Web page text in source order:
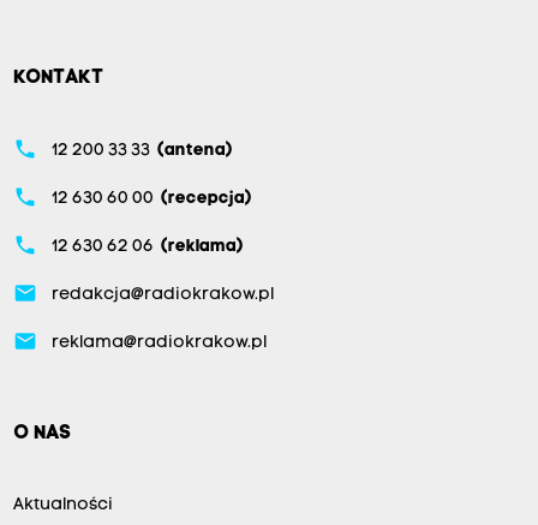
KONTAKT
phone 12 200 33 33 (antena)
phone 12 630 60 00 (recepcja)
phone 12 630 62 06 (reklama)
email redakcja@radiokrakow.pl
email reklama@radiokrakow.pl
O NAS
Aktualności